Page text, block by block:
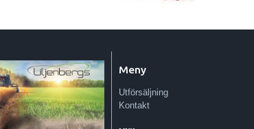
Meny
Utförsäljning
Kontakt